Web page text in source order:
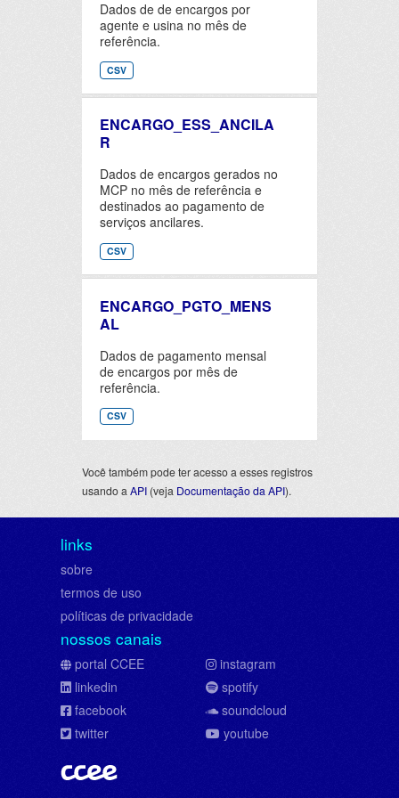
Dados de de encargos por
agente e usina no mês de
referência.
CSV
ENCARGO_ESS_ANCILA
R
Dados de encargos gerados no
MCP no mês de referência e
destinados ao pagamento de
serviços ancilares.
CSV
ENCARGO_PGTO_MENS
AL
Dados de pagamento mensal
de encargos por mês de
referência.
CSV
Você também pode ter acesso a esses registros
usando a API (veja Documentação da API).
links
sobre
termos de uso
políticas de privacidade
nossos canais
portal CCEE
linkedin
facebook
twitter
instagram
spotify
soundcloud
youtube